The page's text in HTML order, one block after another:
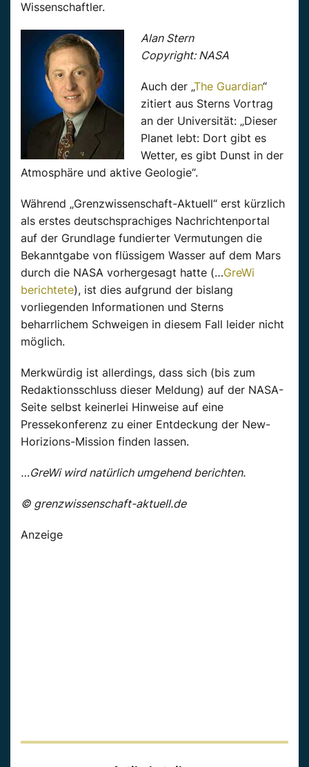
Wissenschaftler.
Alan Stern
Copyright: NASA
Auch der „The Guardian“
zitiert aus Sterns Vortrag
an der Universität: „Dieser
Planet lebt: Dort gibt es
Wetter, es gibt Dunst in der
Atmosphäre und aktive Geologie“.
Während „Grenzwissenschaft-Aktuell“ erst kürzlich
als erstes deutschsprachiges Nachrichtenportal
auf der Grundlage fundierter Vermutungen die
Bekanntgabe von flüssigem Wasser auf dem Mars
durch die NASA vorhergesagt hatte (…GreWi
berichtete), ist dies aufgrund der bislang
vorliegenden Informationen und Sterns
beharrlichem Schweigen in diesem Fall leider nicht
möglich.
Merkwürdig ist allerdings, dass sich (bis zum
Redaktionsschluss dieser Meldung) auf der NASA-
Seite selbst keinerlei Hinweise auf eine
Pressekonferenz zu einer Entdeckung der New-
Horizions-Mission finden lassen.
…GreWi wird natürlich umgehend berichten.
© grenzwissenschaft-aktuell.de
Anzeige